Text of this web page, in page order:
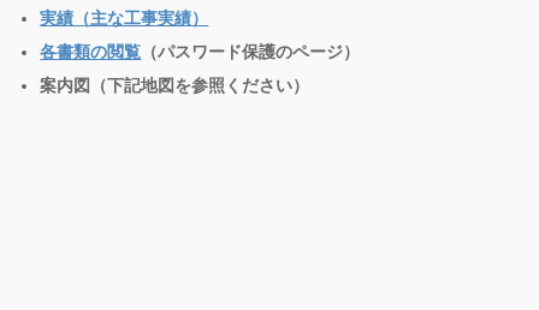
実績（主な工事実績）
各書類の閲覧 （パスワード保護のページ）
案内図（下記地図を参照ください）